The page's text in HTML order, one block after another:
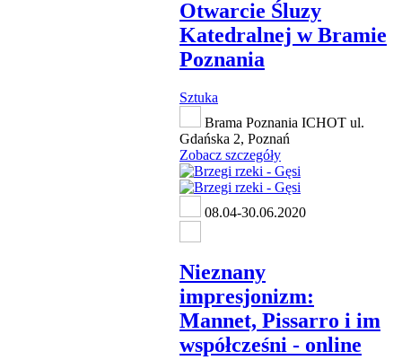
Otwarcie Śluzy
Katedralnej w Bramie
Poznania
Sztuka
Brama Poznania ICHOT ul.
Gdańska 2, Poznań
Zobacz szczegóły
08.04-30.06.2020
Nieznany
impresjonizm:
Mannet, Pissarro i im
współcześni - online